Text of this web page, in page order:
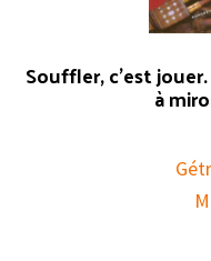
Souffler, c’est
à